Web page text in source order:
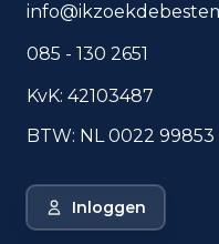
Veelgestelde
wonen in
Korte antwoorden
plaatscijfers,
vergelijking van
Hoeveel
Bilthoven?
085 - 130 2651
KvK: 42103487
BTW: NL 0022 99853
Inloggen